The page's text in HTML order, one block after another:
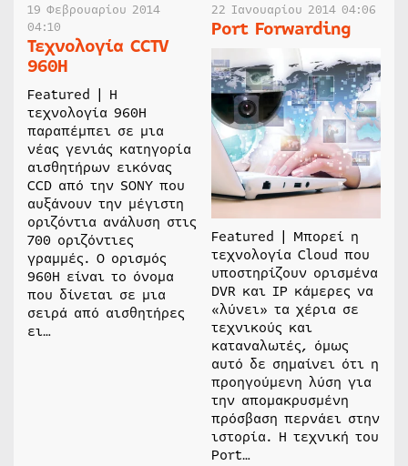
19 Φεβρουαρίου 2014
04:10
Τεχνολογία CCTV
960Η
Featured | Η
τεχνολογία 960Η
παραπέμπει σε μια
νέας γενιάς κατηγορία
αισθητήρων εικόνας
CCD από την SONY που
αυξάνουν την μέγιστη
οριζόντια ανάλυση στις
700 οριζόντιες
γραμμές. Ο ορισμός
960Η είναι το όνομα
που δίνεται σε μια
σειρά από αισθητήρες
ει…
22 Ιανουαρίου 2014 04:06
Port Forwarding
Featured | Μπορεί η
τεχνολογία Cloud που
υποστηρίζουν ορισμένα
DVR και IP κάμερες να
«λύνει» τα χέρια σε
τεχνικούς και
καταναλωτές, όμως
αυτό δε σημαίνει ότι η
προηγούμενη λύση για
την απομακρυσμένη
πρόσβαση περνάει στην
ιστορία. Η τεχνική του
Port…